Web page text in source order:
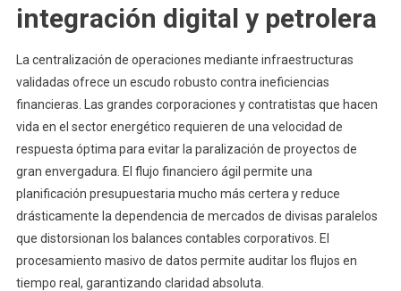
integración digital y petrolera
La centralización de operaciones mediante infraestructuras
validadas ofrece un escudo robusto contra ineficiencias
financieras. Las grandes corporaciones y contratistas que hacen
vida en el sector energético requieren de una velocidad de
respuesta óptima para evitar la paralización de proyectos de
gran envergadura. El flujo financiero ágil permite una
planificación presupuestaria mucho más certera y reduce
drásticamente la dependencia de mercados de divisas paralelos
que distorsionan los balances contables corporativos. El
procesamiento masivo de datos permite auditar los flujos en
tiempo real, garantizando claridad absoluta.